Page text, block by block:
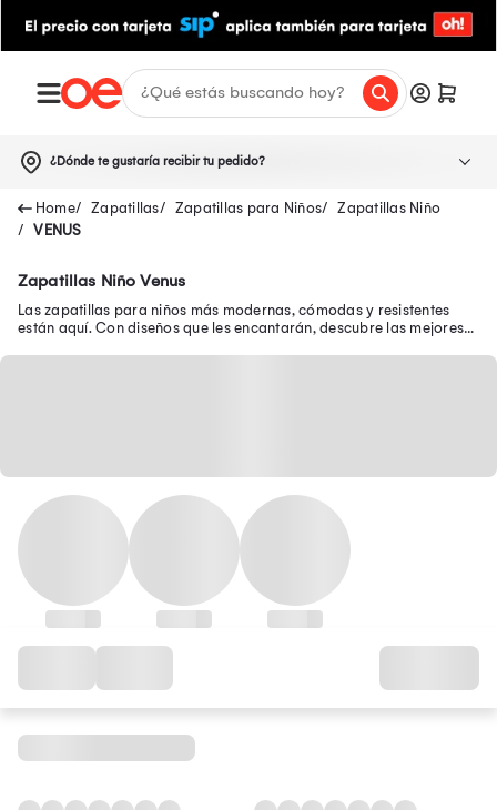
¿Dónde te gustaría recibir tu pedido?
Zapatillas Zapatillas para Niños
Zapatillas Niño
VENUS
Zapatillas Niño Venus
Las zapatillas para niños más modernas, cómodas y resistentes
están aquí. Con diseños que les encantarán, descubre las mejores